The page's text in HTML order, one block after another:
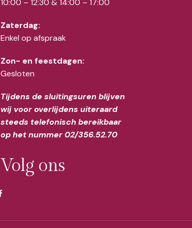
10:00 – 12:30 & 14:00 – 17:00
Zaterdag:
Enkel op afspraak
Zon- en feestdagen:
Gesloten
Tijdens de sluitingsuren blijven
wij voor overlijdens uiteraard
steeds telefonisch bereikbaar
op het nummer 02/356.52.70
Volg ons